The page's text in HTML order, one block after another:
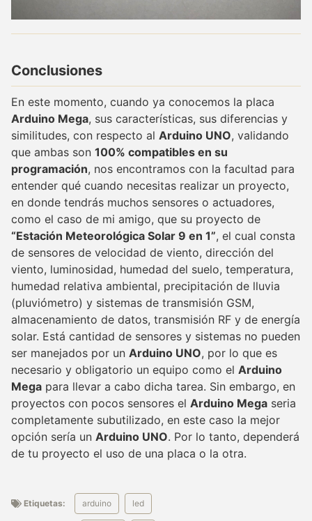
Conclusiones
En este momento, cuando ya conocemos la placa
Arduino Mega, sus características, sus diferencias y
similitudes, con respecto al Arduino UNO, validando
que ambas son 100% compatibles en su
programación, nos encontramos con la facultad para
entender qué cuando necesitas realizar un proyecto,
en donde tendrás muchos sensores o actuadores,
como el caso de mi amigo, que su proyecto de
“Estación Meteorológica Solar 9 en 1”, el cual consta
de sensores de velocidad de viento, dirección del
viento, luminosidad, humedad del suelo, temperatura,
humedad relativa ambiental, precipitación de lluvia
(pluviómetro) y sistemas de transmisión GSM,
almacenamiento de datos, transmisión RF y de energía
solar. Está cantidad de sensores y sistemas no pueden
ser manejados por un Arduino UNO, por lo que es
necesario y obligatorio un equipo como el Arduino
Mega para llevar a cabo dicha tarea. Sin embargo, en
proyectos con pocos sensores el Arduino Mega seria
completamente subutilizado, en este caso la mejor
opción sería un Arduino UNO. Por lo tanto, dependerá
de tu proyecto el uso de una placa o la otra.
Etiquetas: arduino led